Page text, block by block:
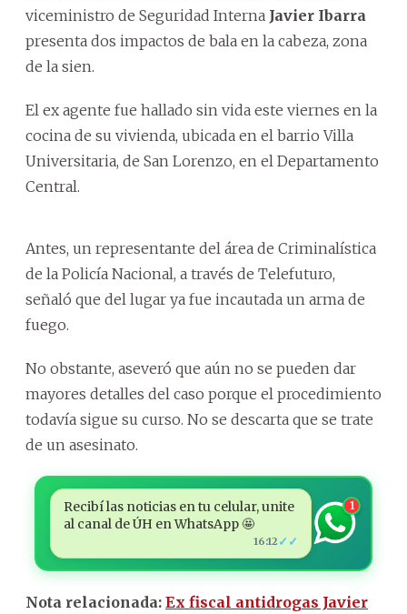
viceministro de Seguridad Interna Javier Ibarra
presenta dos impactos de bala en la cabeza, zona
de la sien.
El ex agente fue hallado sin vida este viernes en la
cocina de su vivienda, ubicada en el barrio Villa
Universitaria, de San Lorenzo, en el Departamento
Central.
Antes, un representante del área de Criminalística
de la Policía Nacional, a través de Telefuturo,
señaló que del lugar ya fue incautada un arma de
fuego.
No obstante, aseveró que aún no se pueden dar
mayores detalles del caso porque el procedimiento
todavía sigue su curso. No se descarta que se trate
de un asesinato.
Recibí las noticias en tu celular, unite
al canal de ÚH en WhatsApp 🤩
16:12 ✓✓
1
Nota relacionada: Ex fiscal antidrogas Javier